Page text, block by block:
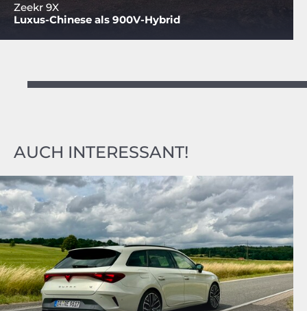
Zeekr 9X
Luxus-Chinese als 900V-Hybrid
AUCH INTERESSANT!